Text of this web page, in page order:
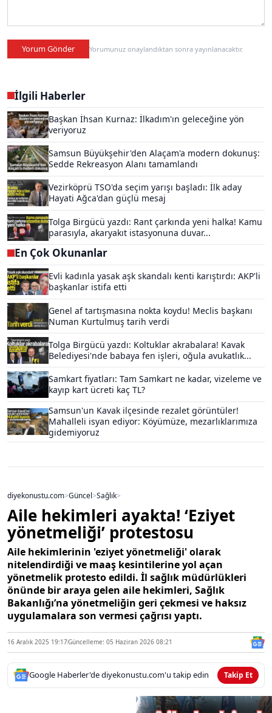
Yorum Gönder Yorumunuz onaylandıktan sonra yayınlanacaktır.
İlgili Haberler
Başkan İhsan Kurnaz: İlkadım'ın geleceğine yön
veriyoruz
Samsun Büyükşehir'den Alaçam'a modern dokunuş:
Sedde Rekreasyon Alanı tamamlandı
Vezirköprü TSO'da seçim yarışı başladı: İlk aday
Hayati Ağca'dan güçlü mesaj
Tolga Birgücü yazdı: Rant çarkında yeni halka! Kamu
parasıyla, akaryakıt istasyonuna duvar...
En Çok Okunanlar
Evli kadınla yasak aşk skandalı kenti karıştırdı: AKP'li
başkanlar istifa etti
Genel af tartışmasına nokta koydu! Meclis başkanı
Numan Kurtulmuş tarih verdi
Tolga Birgücü yazdı: Koltuklar akrabalara! Kavak
Belediyesi'nde babaya fen işleri, oğula avukatlık...
Samkart fiyatları: Tam Samkart ne kadar, vizeleme ve
kayıp kart ücreti kaç TL?
Samsun'un Kavak ilçesinde rezalet görüntüler!
Mahalleli isyan ediyor: Köyümüze, mezarlıklarımıza
gidemiyoruz
diyekonustu.com>Güncel>Sağlık>
Aile hekimleri ayakta! ‘Eziyet
yönetmeliği’ protestosu
Aile hekimlerinin 'eziyet yönetmeliği' olarak
nitelendirdiği ve maaş kesintilerine yol açan
yönetmelik protesto edildi. İl sağlık müdürlükleri
önünde bir araya gelen aile hekimleri, Sağlık
Bakanlığı’na yönetmeliğin geri çekmesi ve haksız
uygulamalara son vermesi çağrısı yaptı.
16 Aralık 2025 19:17Güncelleme: 05 Haziran 2026 08:21
Google Haberler'de diyekonustu.com'u takip edin Takip Et